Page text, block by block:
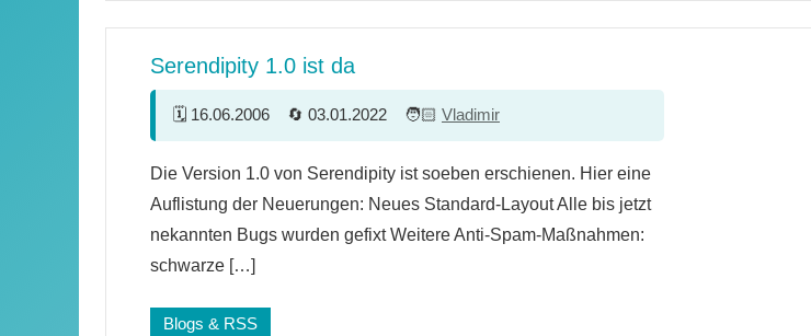
Serendipity 1.0 ist da
16.06.2006 03.01.2022 Vladimir
Kommentar
Die Version 1.0 von Serendipity ist soeben erschienen. Hier eine
Auflistung der Neuerungen: Neues Standard-Layout Alle bis jetzt
nekannten Bugs wurden gefixt Weitere Anti-Spam-Maßnahmen:
schwarze […]
Blogs & RSS